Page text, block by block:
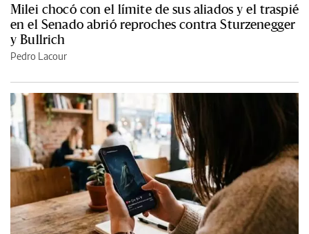
Milei chocó con el límite de sus aliados y el traspié
en el Senado abrió reproches contra Sturzenegger
y Bullrich
Pedro Lacour